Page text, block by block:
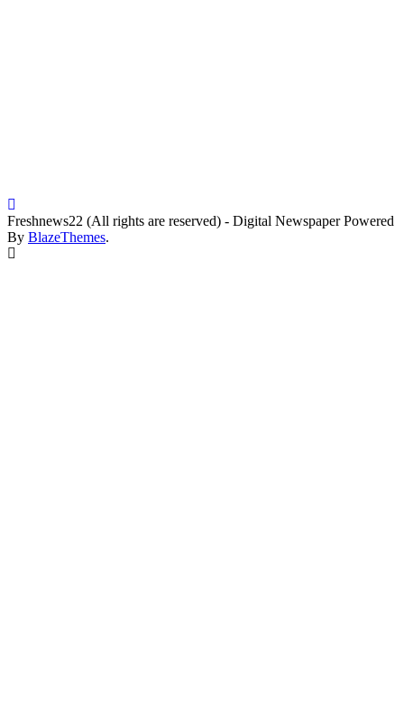
Freshnews22 (All rights are reserved) - Digital Newspaper Powered
By BlazeThemes.